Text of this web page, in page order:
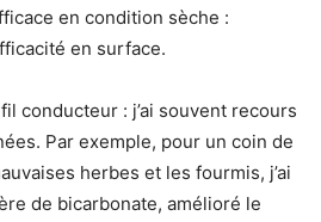
en condition sèche :
en surface.
conducteur : j’ai souvent recours
Par exemple, pour un coin de
herbes et les fourmis, j’ai
de bicarbonate, amélioré le